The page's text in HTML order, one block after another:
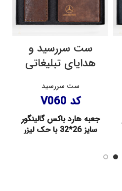
ست سررسید و
هدایای تبلیغاتی
ست سررسید
کد V060
جعبه هارد باکس گالینگور
سایز 26*32 با حک لیزر